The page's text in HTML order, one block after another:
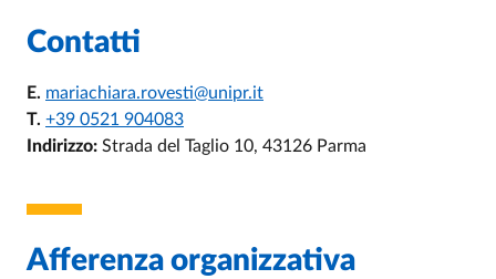
Contatti
E. mariachiara.rovesti@unipr.it
T. +39 0521 904083
Indirizzo: Strada del Taglio 10, 43126 Parma
Afferenza organizzativa